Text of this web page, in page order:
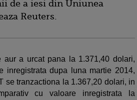
de a iesi din Uniunea
Reuters.
aur a urcat pana la 1.371,40 dolari,
inregistrata dupa luna martie 2014,
se tranzactiona la 1.367,20 dolari, in
cu valoare inregistrata la